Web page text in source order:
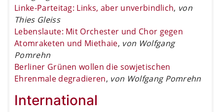
Linke-Parteitag: Links, aber unverbindlich, von
Thies Gleiss
Lebenslaute: Mit Orchester und Chor gegen
Atomraketen und Miethaie, von Wolfgang
Pomrehn
Berliner Grünen wollen die sowjetischen
Ehrenmale degradieren, von Wolfgang Pomrehn
International